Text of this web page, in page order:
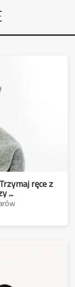
ręce z
...